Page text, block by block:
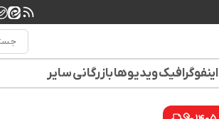
اینفوگرافیکویدیوهابازرگانیسایر